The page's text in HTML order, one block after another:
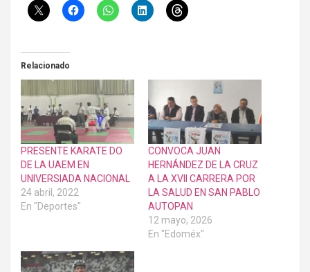
Relacionado
PRESENTE KARATE DO
DE LA UAEM EN
UNIVERSIADA NACIONAL
24 abril, 2022
En "Deportes"
CONVOCA JUAN
HERNÁNDEZ DE LA CRUZ
A LA XVII CARRERA POR
LA SALUD EN SAN PABLO
AUTOPAN
12 mayo, 2026
En "Edoméx"